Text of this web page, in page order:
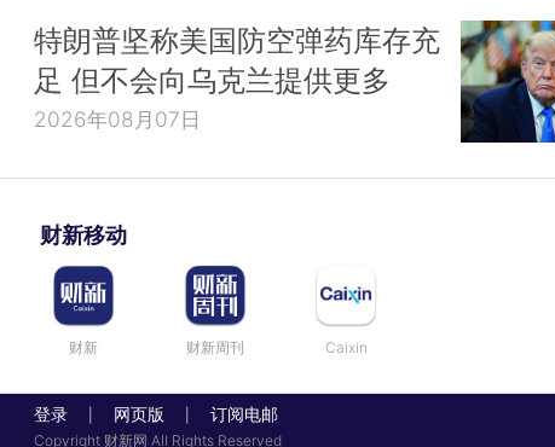
特朗普坚称美国防空弹药库存充
足 但不会向乌克兰提供更多
2026年08月07日
财新移动
财新 财新周刊 Caixin
登录 网页版 订阅电邮
Copyright 财新网 All Rights Reserved